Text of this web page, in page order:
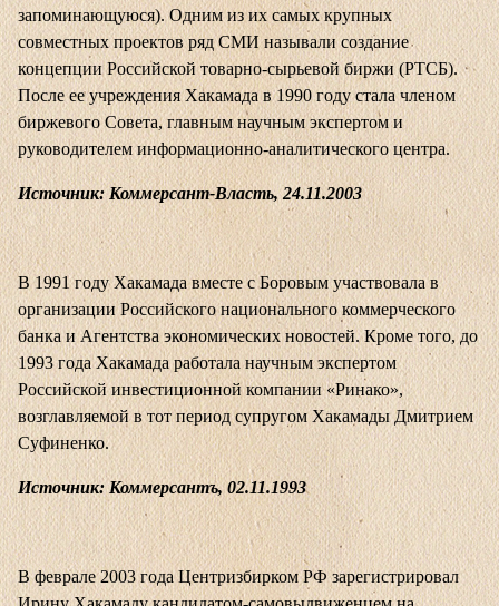
запоминающуюся). Одним из их самых крупных
совместных проектов ряд СМИ называли создание
концепции Российской товарно-сырьевой биржи (РТСБ).
После ее учреждения Хакамада в 1990 году стала членом
биржевого Совета, главным научным экспертом и
руководителем информационно-аналитического центра.
Источник: Коммерсант-Власть, 24.11.2003
В 1991 году Хакамада вместе с Боровым участвовала в
организации Российского национального коммерческого
банка и Агентства экономических новостей. Кроме того, до
1993 года Хакамада работала научным экспертом
Российской инвестиционной компании «Ринако»,
возглавляемой в тот период супругом Хакамады Дмитрием
Суфиненко.
Источник: Коммерсантъ, 02.11.1993
В феврале 2003 года Центризбирком РФ зарегистрировал